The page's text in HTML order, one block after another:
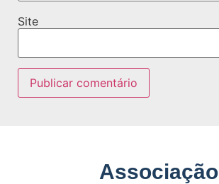
Site
Associação